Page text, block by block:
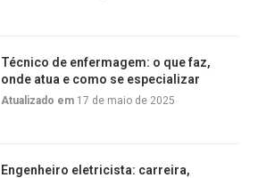
Técnico de enfermagem: o que faz,
onde atua e como se especializar
Atualizado em 17 de maio de 2025
Engenheiro eletricista: carreira,